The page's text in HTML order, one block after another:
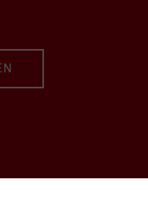
bei Vimeo